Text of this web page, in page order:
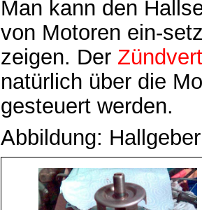
Man kann den
von Motoren ein-
zeigen. Der
natürlich über die
gesteuert werden.
Abbildung: